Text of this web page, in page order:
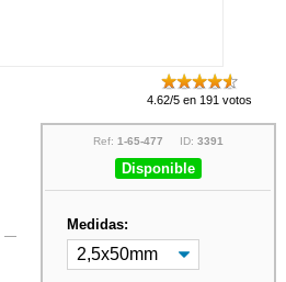
4.62/5 en 191 votos
Ref: 1-65-477 ID: 3391
Disponible
Medidas: